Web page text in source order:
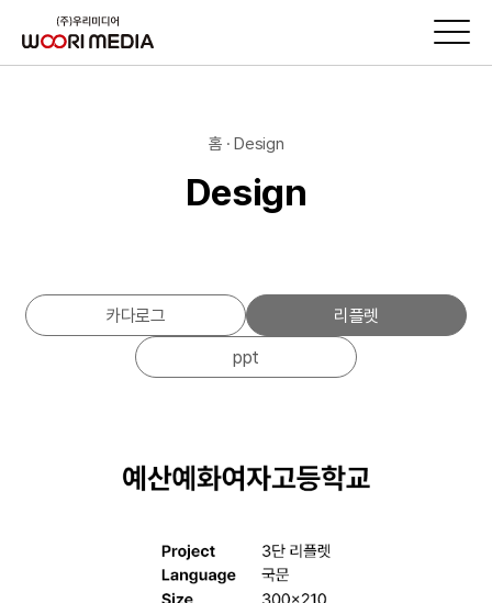
홈 · Design
Design
카다로그
리플렛
ppt